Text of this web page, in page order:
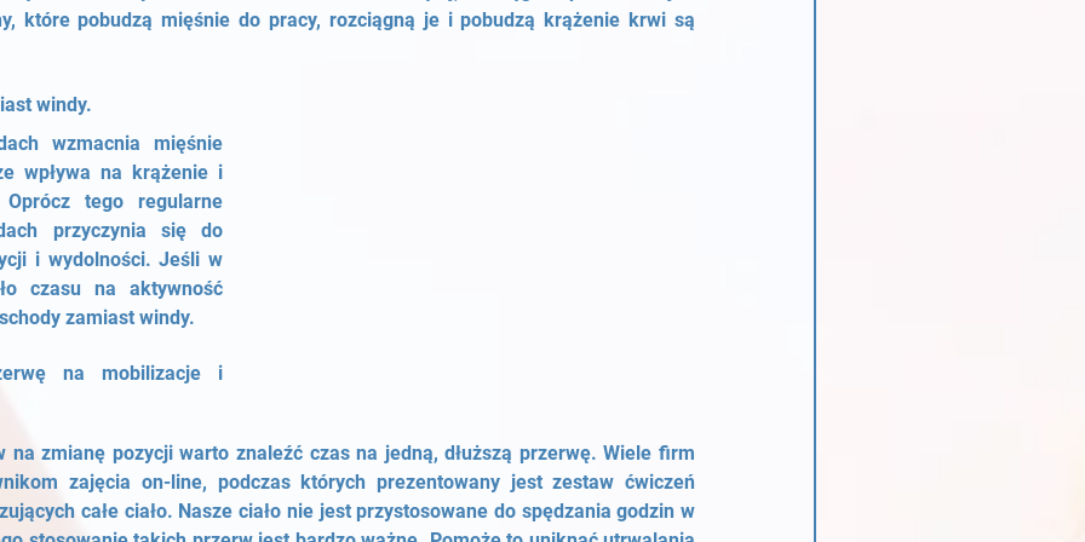
które pobudzą mięśnie do pracy, rozciągną je i pobudzą krążenie krwi są
windy.
wzmacnia mięśnie
wpływa na krążenie i
tego regularne
przyczynia się do
i wydolności. Jeśli w
czasu na aktywność
zamiast windy.
na mobilizacje i
na zmianę pozycji warto znaleźć czas na jedną, dłuższą przerwę. Wiele firm
zajęcia on-line, podczas których prezentowany jest zestaw ćwiczeń
całe ciało. Nasze ciało nie jest przystosowane do spędzania godzin w